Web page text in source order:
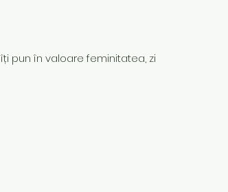
pun în valoare feminitatea, zi